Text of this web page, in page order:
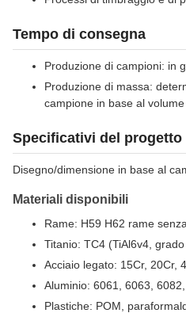
Tempo di consegna
Produzione di campioni: in
Produzione di massa:
campione in base al
Specificativi del progetto
Disegno/dimensione in base al
Materiali disponibili
Rame: H59 H62 rame
Titanio: TC4 (TiAl6v4,
Acciaio legato: 15Cr, 20Cr,
Aluminio: 6061, 6063,
Plastiche: POM,